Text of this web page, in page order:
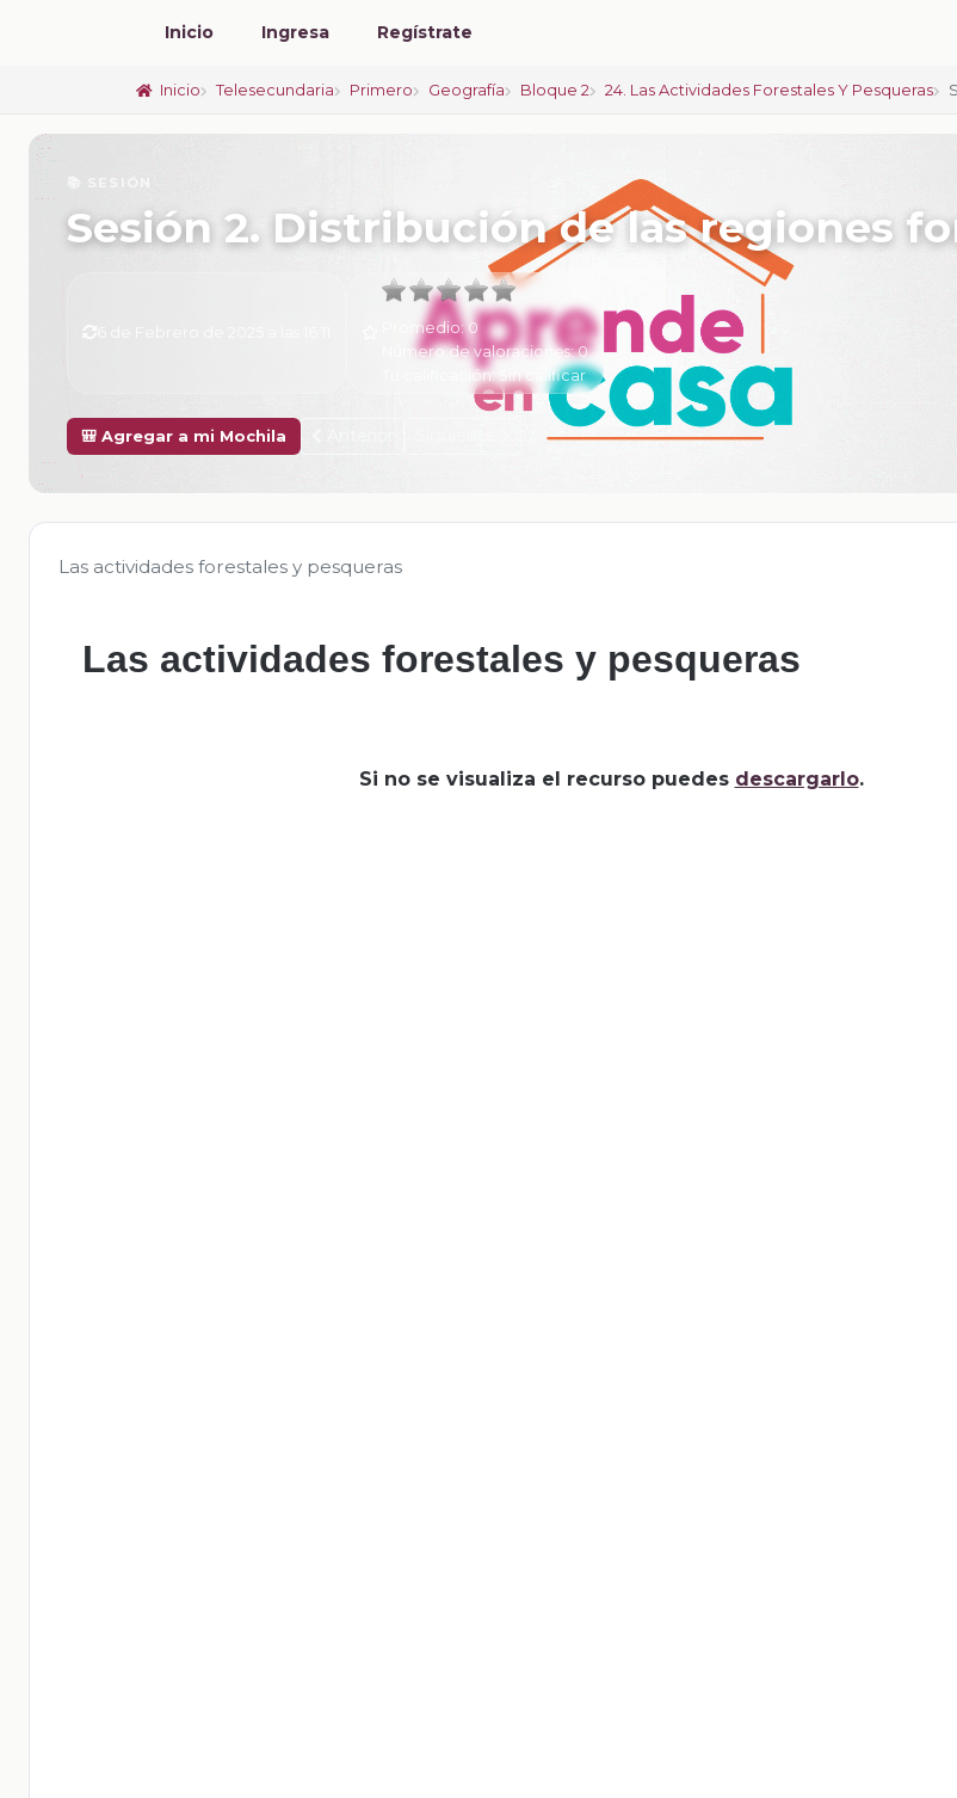
Inicio Ingresa Regístrate
Inicio Telesecundaria Primero Geografía Bloque 2 24. Las Actividades Forestales Y Pesqueras
📚 SESIÓN
Sesión 2. Distribución de las regiones
Promedio:0
Número de valoraciones:0
Tu calificación:Sin calificar
🎒 Agregar a mi Mochila
Las actividades forestales y pesqueras
Las actividades forestales y pesqueras
Si no se visualiza el recurso puedes descargarlo.